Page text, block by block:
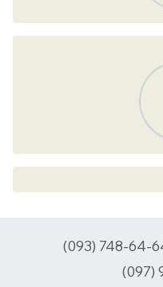
(093) 748-64-
(097)